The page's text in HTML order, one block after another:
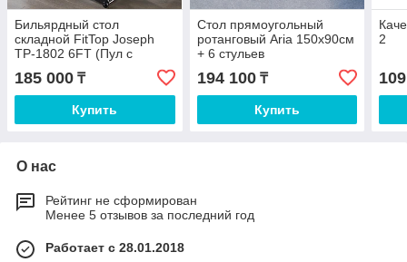
Бильярдный стол
складной FitTop Joseph
TP-1802 6FT (Пул с
комплектом)
185 000 ₸
Купить
Стол прямоугольный
ротанговый Aria 150х90см
+ 6 стульев
194 100₸
Купить
2
О нас
Рейтинг не сформирован
Менее 5 отзывов за последний год
Работает с 28.01.2018